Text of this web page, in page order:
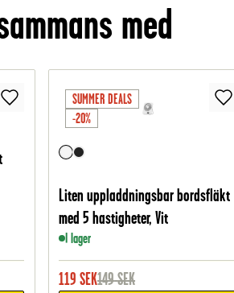
med
SUMMER DEALS
-20%
Liten uppladdningsbar bordsfläkt
med 5 hastigheter, Vit
I lager
119 SEK149SEK